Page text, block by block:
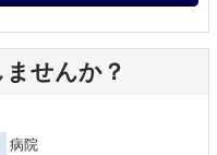
せんか？
病院